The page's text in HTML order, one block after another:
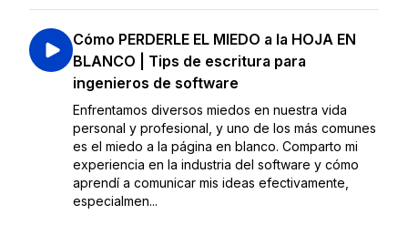
Cómo PERDERLE EL MIEDO a la HOJA EN
BLANCO | Tips de escritura para
ingenieros de software
Enfrentamos diversos miedos en nuestra vida
personal y profesional, y uno de los más comunes
es el miedo a la página en blanco. Comparto mi
experiencia en la industria del software y cómo
aprendí a comunicar mis ideas efectivamente,
especialmen...